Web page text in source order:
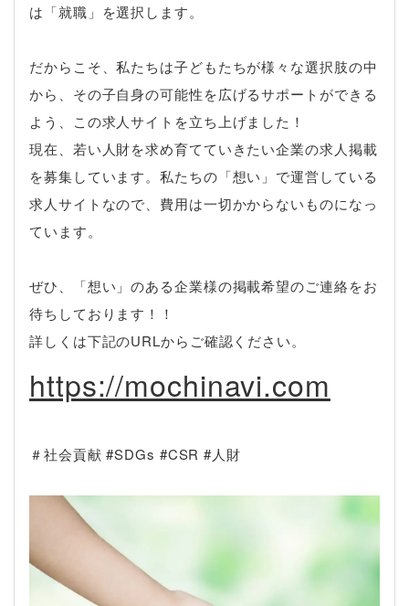
は「就職」を選択します。
だからこそ、私たちは子どもたちが様々な選択肢の中
から、その子自身の可能性を広げるサポートができる
よう、この求人サイトを立ち上げました！
現在、若い人財を求め育てていきたい企業の求人掲載
を募集しています。私たちの「想い」で運営している
求人サイトなので、費用は一切かからないものになっ
ています。
ぜひ、「想い」のある企業様の掲載希望のご連絡をお
待ちしております！！
詳しくは下記のURLからご確認ください。
https://mochinavi.com
＃社会貢献 #SDGs #CSR #人財